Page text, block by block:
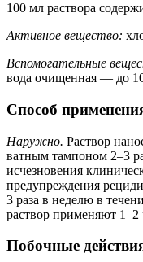
100 мл раствора
Активное вещество:
Вспомогательные
вода очищенная — до
Способ
Наружно. Раствор
ватным тампоном 2–3
исчезновения
предупреждения
3 раза в неделю в
раствор применяют 1–2
Побочные